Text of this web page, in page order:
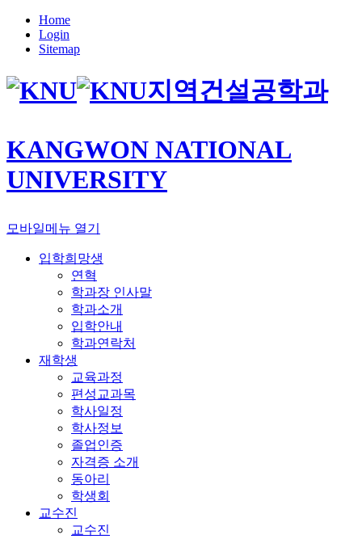
Home
Login
Sitemap
지역건설공학과
KANGWON NATIONAL
UNIVERSITY
모바일메뉴 열기
입학희망생
연혁
학과장 인사말
학과소개
입학안내
학과연락처
재학생
교육과정
편성교과목
학사일정
학사정보
졸업인증
자격증 소개
동아리
학생회
교수진
교수진